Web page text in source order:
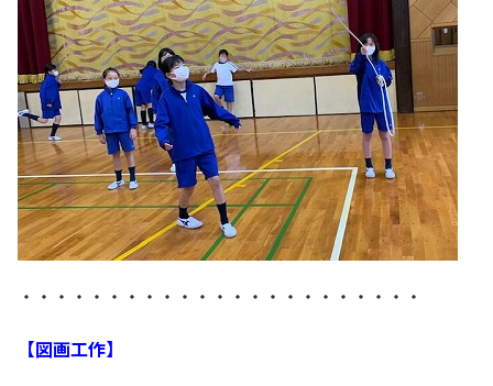
・・・・・・・・・・・・・・・・・・・・・・・
【図画工作】